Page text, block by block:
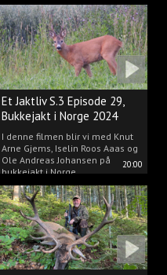
20:00
Et Jaktliv S.3 Episode 29,
Bukkejakt i Norge 2024
I denne filmen blir vi med Knut
Arne Gjems, Iselin Roos Aaas og
Ole Andreas Johansen på
bukkejakt i Norge.